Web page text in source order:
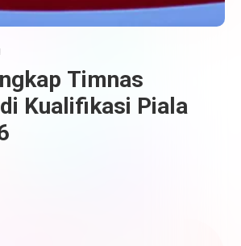
Timnas
Kualifikasi Piala